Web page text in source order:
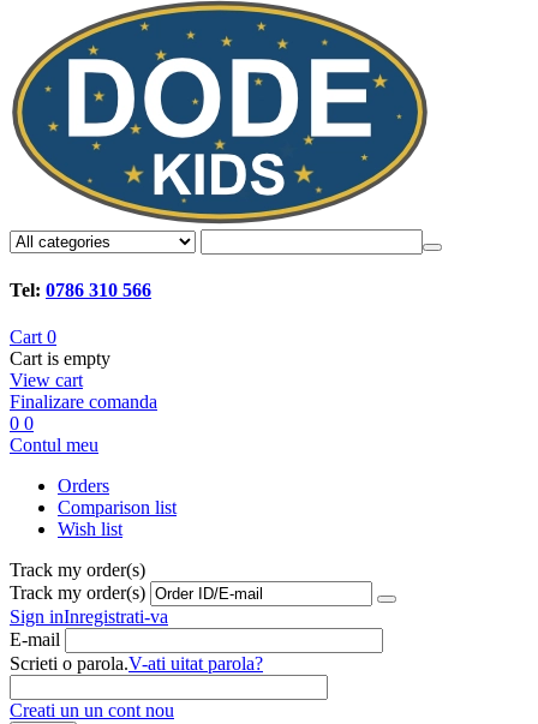
Tel: 0786 310 566
Cart 0
Cart is empty
View cart
Finalizare comanda
0 0
Contul meu
Orders
Comparison list
Wish list
Track my order(s)
Track my order(s)
Sign inInregistrati-va
E-mail
Scrieti o parola.V-ati uitat parola?
Creati un un cont nou